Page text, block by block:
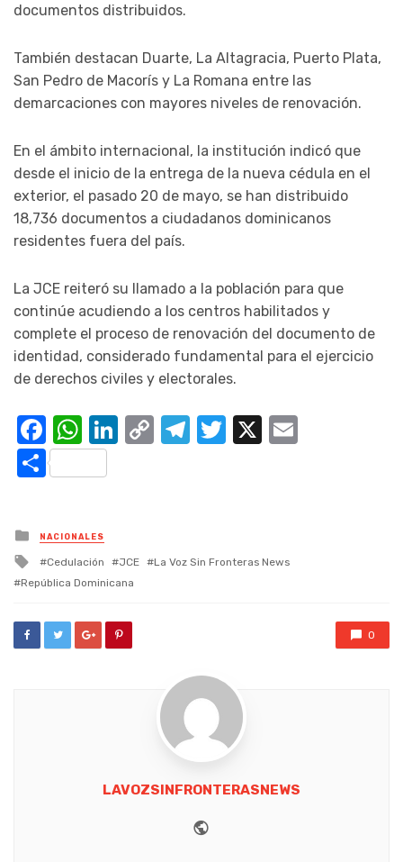
documentos distribuidos.
También destacan Duarte, La Altagracia, Puerto Plata,
San Pedro de Macorís y La Romana entre las
demarcaciones con mayores niveles de renovación.
En el ámbito internacional, la institución indicó que
desde el inicio de la entrega de la nueva cédula en el
exterior, el pasado 20 de mayo, se han distribuido
18,736 documentos a ciudadanos dominicanos
residentes fuera del país.
La JCE reiteró su llamado a la población para que
continúe acudiendo a los centros habilitados y
complete el proceso de renovación del documento de
identidad, considerado fundamental para el ejercicio
de derechos civiles y electorales.
Facebook
WhatsApp
LinkedIn
CopyTelegram
Twitter
X
Compartir
Posted
in
NACIONALES
Tagged
with
Cedulación JCE
La Voz Sin Fronteras News
República Dominicana
0
LAVOZSINFRONTERASNEWS